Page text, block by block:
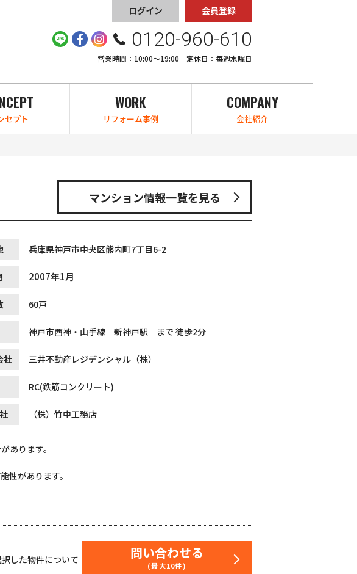
ログイン 会員登録
0120-960-610
営業時間：10:00〜19:00 定休日：毎週水曜日
セプト
WORK
リフォーム事例
COMPANY
会社紹介
マンション情報一覧を見る
兵庫県神戸市中央区熊内町7丁目6-2
2007年1月
60戸
神戸市西神・山手線 新神戸駅 まで 徒歩2分
社 三井不動産レジデンシャル（株）
RC(鉄筋コンクリート)
（株）竹中工務店
あります。
性があります。
した物件について 問い合わせる
(最大10件)